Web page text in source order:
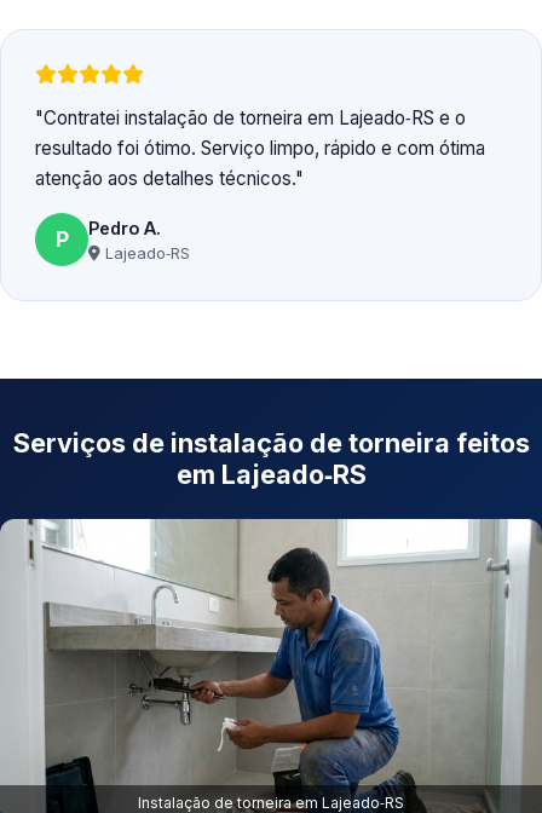
Contratei instalação de torneira em Lajeado‑RS e o
resultado foi ótimo. Serviço limpo, rápido e com ótima
atenção aos detalhes técnicos.
P Pedro A.
Lajeado‑RS
Serviços de instalação de torneira feitos
em Lajeado‑RS
Instalação de torneira em Lajeado‑RS